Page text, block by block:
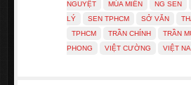
NGUYỆT MÚA MIỀN NG SEN
LÝ
SEN TPHCM SỞ VĂN
TPHCM
TRẦN CHÍNH TRẦN
PHONG
VIỆT CƯỜNG VIỆT